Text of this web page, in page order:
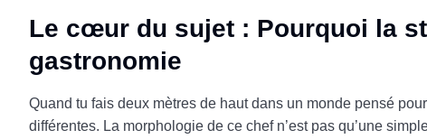
Le cœur du sujet : Pourquoi la
gastronomie
Quand tu fais deux mètres de haut dans un monde pensé
différentes. La morphologie de ce chef n’est pas qu’une